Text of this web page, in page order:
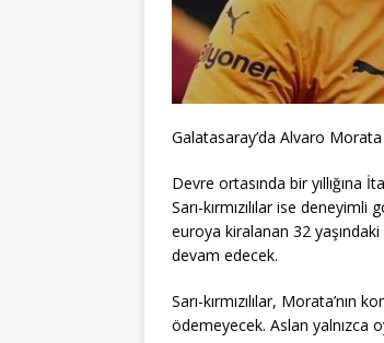
Galatasaray’da Alvaro
Devre ortasında bir yıllığına
Sarı-kırmızılılar ise
euroya kiralanan 32
devam edecek.
Sarı-kırmızılılar,
ödemeyecek. Aslan yalnızca